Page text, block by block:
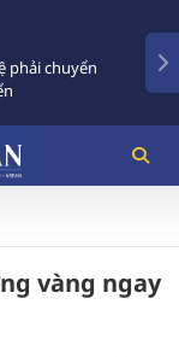
TIÊU
vàng ngay